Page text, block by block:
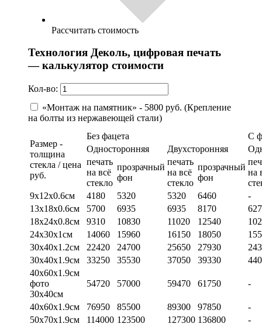
Рассчитать стоимость
Технология Деколь, цифровая печать
— калькулятор стоимости
Кол-во:
«Монтаж на памятник» - 5800 руб. (Крепление
на болты из нержавеющей стали)
Размер -
толщина
стекла / цена
руб.
Без фацета
С
Односторонняя
Двухсторонняя
печать
на всё
стекло
прозрачный
фон
печать
на всё
стекло
прозрачный
фон
на
9х12х0.6см
4180 5320 5320 6460
-
13х18х0.6см
5700 6935 6935 8170
18х24х0.8см
9310 10830 11020 12540
24х30х1см
14060 15960 16150 18050
30х40х1.2см
22420 24700 25650 27930
30х40х1.9см
33250 35530 37050 39330
40х60х1.9см
фото
30х40см
54720 57000 59470 61750 -
40х60х1.9см 76950 85500 89300 97850
-
50х70х1.9см
114000 123500 127300 136800
-